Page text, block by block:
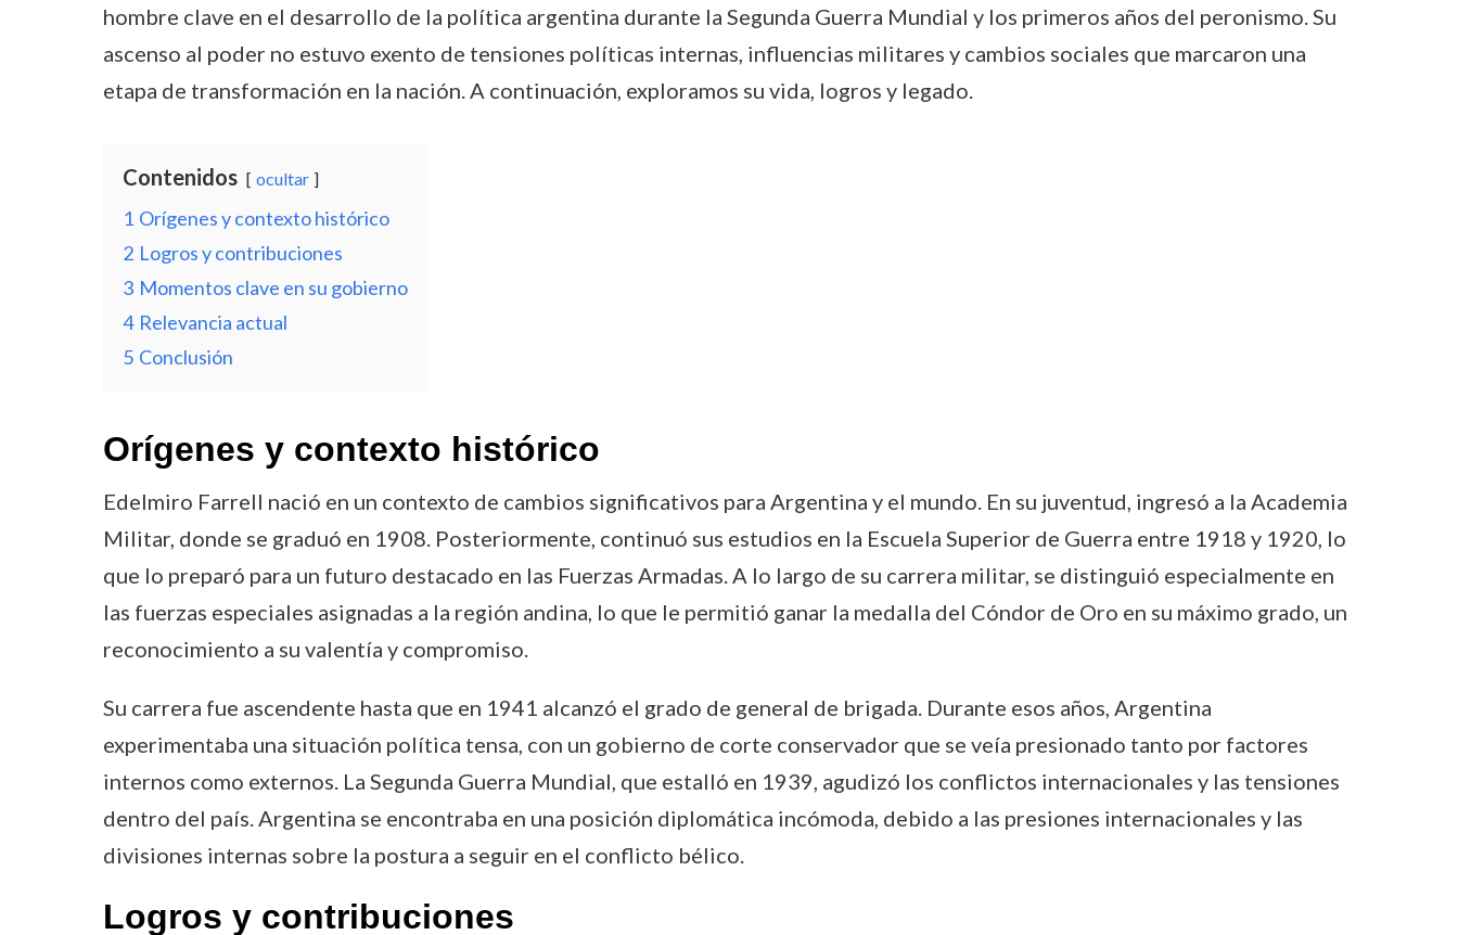
hombre clave en el desarrollo de la política argentina durante la Segunda Guerra Mundial y los primeros años del peronismo. Su
ascenso al poder no estuvo exento de tensiones políticas internas, influencias militares y cambios sociales que marcaron una
etapa de transformación en la nación. A continuación, exploramos su vida, logros y legado.
Contenidos ocultar
1 Orígenes y contexto histórico
2 Logros y contribuciones
3 Momentos clave en su gobierno
4 Relevancia actual
5 Conclusión
Orígenes y contexto histórico
Edelmiro Farrell nació en un contexto de cambios significativos para Argentina y el mundo. En su juventud, ingresó a la Academia
Militar, donde se graduó en 1908. Posteriormente, continuó sus estudios en la Escuela Superior de Guerra entre 1918 y 1920, lo
que lo preparó para un futuro destacado en las Fuerzas Armadas. A lo largo de su carrera militar, se distinguió especialmente en
las fuerzas especiales asignadas a la región andina, lo que le permitió ganar la medalla del Cóndor de Oro en su máximo grado, un
reconocimiento a su valentía y compromiso.
Su carrera fue ascendente hasta que en 1941 alcanzó el grado de general de brigada. Durante esos años, Argentina
experimentaba una situación política tensa, con un gobierno de corte conservador que se veía presionado tanto por factores
internos como externos. La Segunda Guerra Mundial, que estalló en 1939, agudizó los conflictos internacionales y las tensiones
dentro del país. Argentina se encontraba en una posición diplomática incómoda, debido a las presiones internacionales y las
divisiones internas sobre la postura a seguir en el conflicto bélico.
Logros y contribuciones